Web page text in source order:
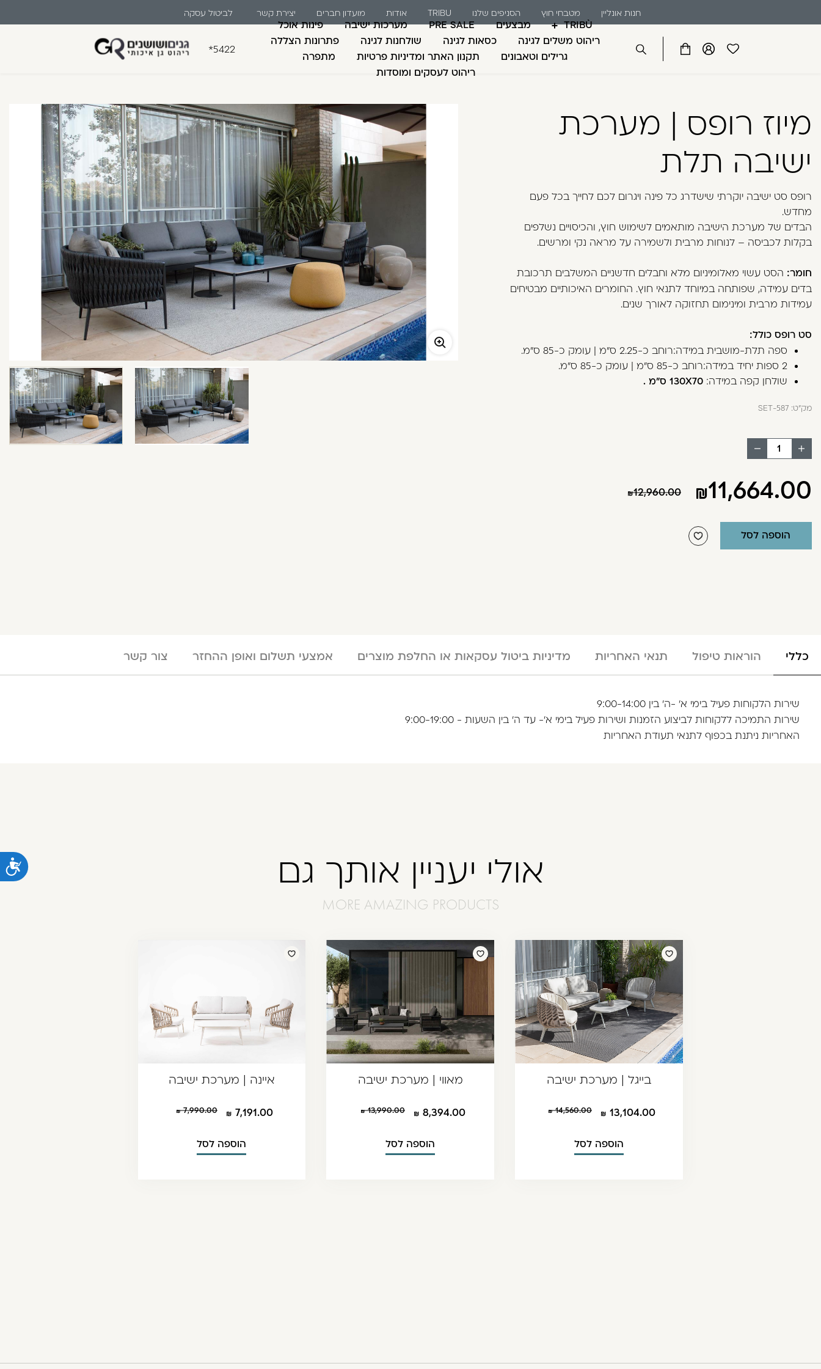
לֵב:
בִּקְלִיק
הַמְּסַיַּעַת
הָאֲתָר.
Control-
F11
לְהַתְאָמַת
הָאֲתָר
הַמִּשְׁתַּמְּשִׁים
חנות אונליין מטבחי חוץ הסניפים שלנו TRIBU אודות מועדון חברים יצירת קשר לביטול עסקה
פתיחתפתיחתפתיחת
TRIBÙ מבצעים PRE SALE מערכות ישיבה
פינות אוכל
ריהוט משלים לגינה
כסאות לגינה שולחנות לגינה
פתרונות הצללה
גרילים וטאבונים
תקנון האתר ומדיניות פרטיות
מתפרה
ריהוט לעסקים ומוסדות
*5422
זכור אותי
דאגנו לכם ליצירת חשבון קלה ומהירה במיוחד. המשיכו
למילוי פרטיכם ותוכלו ליהנות מהיתרונות של משתמש רשום
כבר עכשיו.
להרשמה
חנות אונליין גנים ושושנים
מיוז רופס | מערכת
ישיבה תלת
רופס סט ישיבה יוקרתי שישדרג כל פינה ויגרום לכם לחייך בכל פעם
מחדש.
הבדים של מערכת הישיבה מותאמים לשימוש חוץ, והכיסויים נשלפים
בקלות לכביסה – לנוחות מרבית ולשמירה על מראה נקי ומרשים.
חומר: הסט עשוי מאלומיניום מלא וחבלים חדשניים המשלבים תרכובת
בדים עמידה, שפותחה במיוחד לתנאי חוץ. החומרים האיכותיים מבטיחים
עמידות מרבית ומינימום תחזוקה לאורך שנים.
סט רופס כולל:
ספה תלת-מושבית במידה:רוחב כ-2.25 ס"מ | עומק כ-85 ס"מ.
2 ספות יחיד במידה:
רוחב כ-85 ס"מ | עומק כ-85 ס"מ.
שולחן קפה במידה:130X70 ס"מ .
מק"ט:SET-587
הוסף
החסר
11,664.00
12,960.00
הוספה לסל
כללי הוראות טיפול תנאי האחריות מדיניות ביטול עסקאות או החלפת מוצרים אמצעי תשלום ואופן ההחזר צור קשר
שירות הלקוחות פעיל בימי א' -ה' בין 9:00-14:00
שירות התמיכה ללקוחות לביצוע הזמנות ושירות פעיל בימי א'- עד ה' בין השעות - 9:00-19:00
האחריות ניתנת בכפוף לתנאי תעודת האחריות
אולי יעניין אותך גם
בייגל | מערכת ישיבה
13,104.00
14,560.00
הוספה לסל
מאווי | מערכת ישיבה
8,394.00
13,990.00
הוספה לסל
איינה | מערכת ישיבה
7,191.00
7,990.00
הוספה לסל